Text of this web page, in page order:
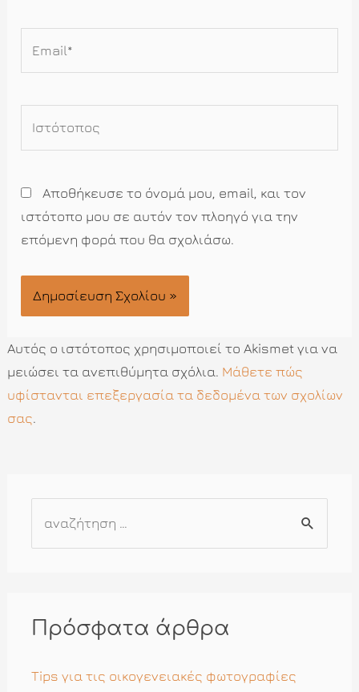
Αποθήκευσε το όνομά μου, email, και τον
ιστότοπο μου σε αυτόν τον πλοηγό για την
επόμενη φορά που θα σχολιάσω.
Αυτός ο ιστότοπος χρησιμοποιεί το Akismet για να
μειώσει τα ανεπιθύμητα σχόλια. Μάθετε πώς
υφίστανται επεξεργασία τα δεδομένα των σχολίων
σας.
ή
η
Πρόσφατα άρθρα
Tips για τις οικογενειακές φωτογραφίες